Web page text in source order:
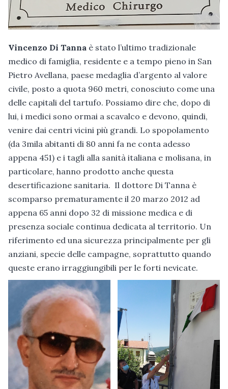
Vincenzo Di Tanna è stato l’ultimo tradizionale
medico di famiglia, residente e a tempo pieno in San
Pietro Avellana, paese medaglia d’argento al valore
civile, posto a quota 960 metri, conosciuto come una
delle capitali del tartufo. Possiamo dire che, dopo di
lui, i medici sono ormai a scavalco e devono, quindi,
venire dai centri vicini più grandi. Lo spopolamento
(da 3mila abitanti di 80 anni fa ne conta adesso
appena 451) e i tagli alla sanità italiana e molisana, in
particolare, hanno prodotto anche questa
desertificazione sanitaria. Il dottore Di Tanna è
scomparso prematuramente il 20 marzo 2012 ad
appena 65 anni dopo 32 di missione medica e di
presenza sociale continua dedicata al territorio. Un
riferimento ed una sicurezza principalmente per gli
anziani, specie delle campagne, soprattutto quando
queste erano irraggiungibili per le forti nevicate.